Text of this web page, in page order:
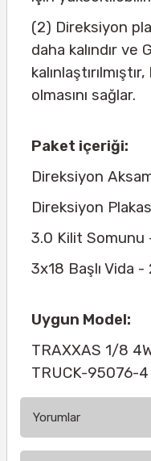
(2) Direksiyon
daha kalındır ve
olmasını sağlar.
Paket içeriği:
Direksiyon
Direksiyon
3.0 Kilit Somunu
3x18 Başlı Vida
Uygun Model:
TRAXXAS 1/8
TRUCK-95076-4
Yorumlar